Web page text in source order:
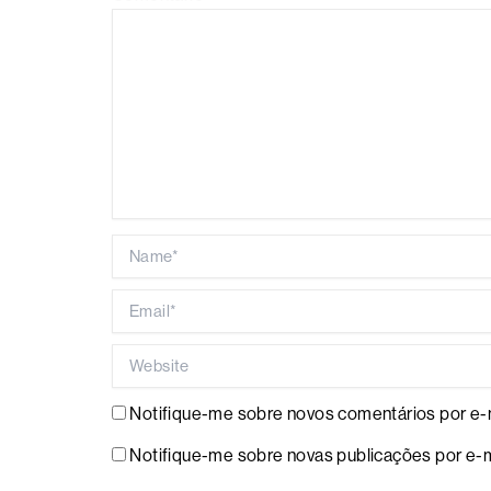
Notifique-me sobre novos comentários por e-
Notifique-me sobre novas publicações por e-